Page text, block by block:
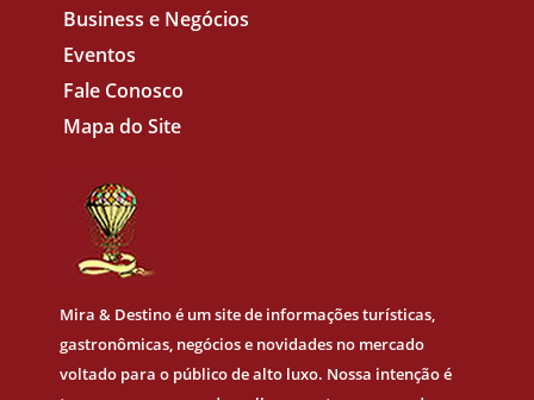
Business e Negócios
Eventos
Fale Conosco
Mapa do Site
Mira & Destinoé um site de informações turísticas,
gastronômicas, negócios e novidades no mercado
voltado para o público de alto luxo. Nossa intenção é